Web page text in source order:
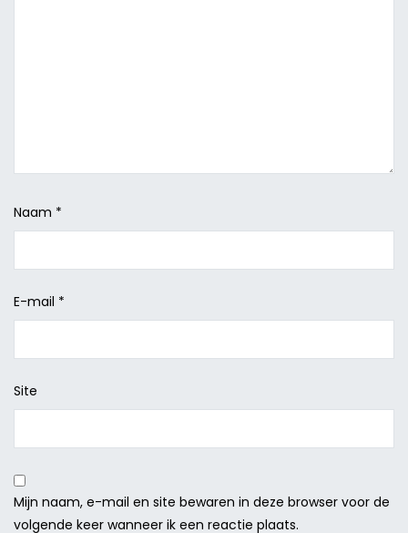
Naam *
E-mail *
Site
Mijn naam, e-mail en site bewaren in deze browser voor de
volgende keer wanneer ik een reactie plaats.